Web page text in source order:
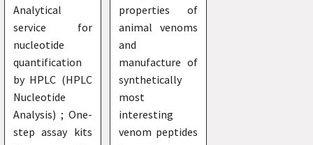
Analytical
service for
nucleotide
quantification
by HPLC (HPLC
Nucleotide
Analysis) ; One-
step assay kits
properties of
animal venoms
and
manufacture of
synthetically
most
interesting
venom peptides